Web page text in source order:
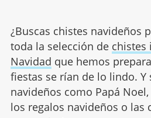
¿Buscas chistes navideños
toda la selección de chistes
Navidad que hemos
fiestas se rían de lo lindo. Y
navideños como Papá Noel,
los regalos navideños o las